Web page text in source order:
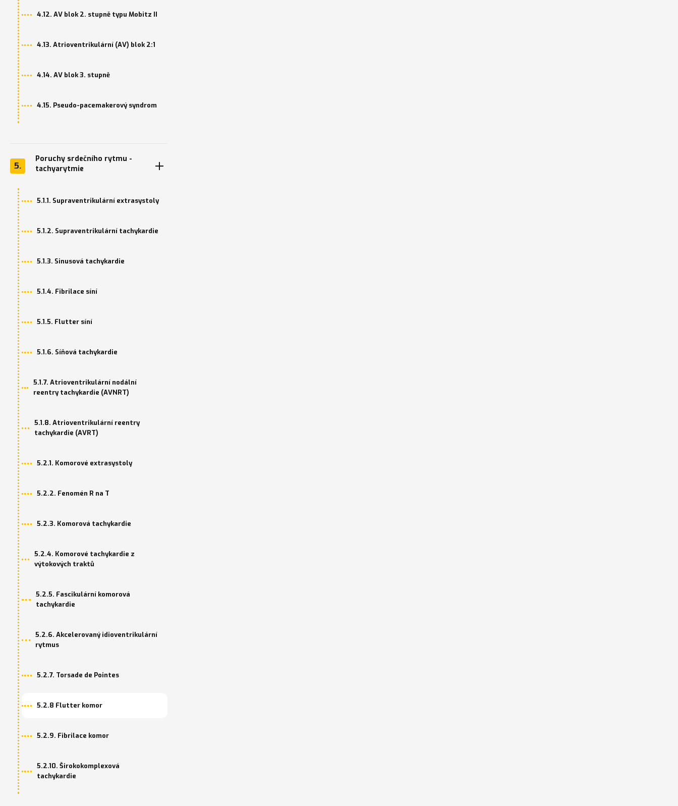
4.12. AV blok 2. stupně typu Mobitz II
4.13. Atrioventrikulární (AV) blok 2:1
4.14. AV blok 3. stupně
4.15. Pseudo-pacemakerový syndrom
5.
Poruchy srdečního rytmu -
tachyarytmie
5.1.1. Supraventrikulární extrasystoly
5.1.2. Supraventrikulární tachykardie
5.1.3. Sinusová tachykardie
5.1.4. Fibrilace síní
5.1.5. Flutter síní
5.1.6. Síňová tachykardie
5.1.7. Atrioventrikulární nodální
reentry tachykardie (AVNRT)
5.1.8. Atrioventrikulární reentry
tachykardie (AVRT)
5.2.1. Komorové extrasystoly
5.2.2. Fenomén R na T
5.2.3. Komorová tachykardie
5.2.4. Komorové tachykardie z
výtokových traktů
5.2.5. Fascikulární komorová
tachykardie
5.2.6. Akcelerovaný idioventrikulární
rytmus
5.2.7. Torsade de Pointes
5.2.8 Flutter komor
5.2.9. Fibrilace komor
5.2.10. Širokokomplexová
tachykardie